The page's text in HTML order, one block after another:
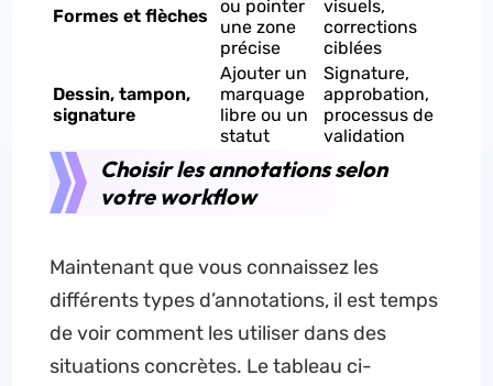
Formes et flèches ou pointer
une zone
précise
visuels,
corrections
ciblées
Dessin, tampon,
signature
Ajouter un
marquage
libre ou un
statut
Signature,
approbation,
processus de
validation
Choisir les annotations selon
votre workflow
Maintenant que vous connaissez les
différents types d’annotations, il est temps
de voir comment les utiliser dans des
situations concrètes. Le tableau ci-